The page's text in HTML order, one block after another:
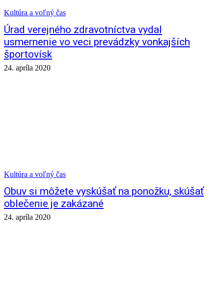
Kultúra a voľný čas
Úrad verejného zdravotníctva vydal
usmernenie vo veci prevádzky vonkajších
športovísk
24. apríla 2020
Kultúra a voľný čas
Obuv si môžete vyskúšať na ponožku, skúšať
oblečenie je zakázané
24. apríla 2020